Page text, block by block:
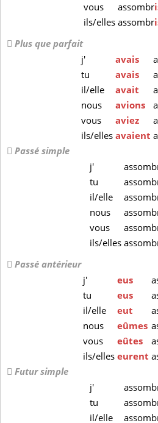
vous
assombr
ils/elles assombr
Plus que parfait
j'
avais
tu
avais
il/elle
avait
nous
avions
vous
aviez
ils/elles avaient
Passé simple
j'
tu
il/elle
nous
vous
ils/elles
Passé antérieur
j'
eus
tu
eus
il/elle
eut
nous
eûmes
vous
eûtes
ils/elles eurent
Futur simple
j'
tu
il/elle